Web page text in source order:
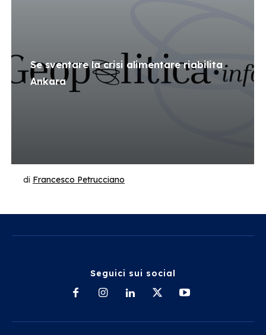
Se sventare la crisi alimentare riabilita
Ankara
di Francesco Petrucciano
Seguici sui social